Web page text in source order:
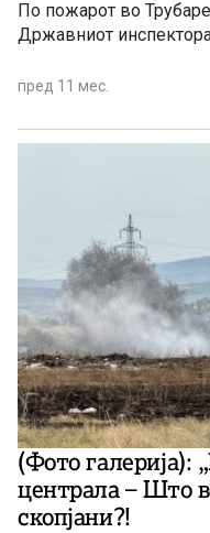
По пожарот во
Државниот
пред 11 мес.
(Фото галерија):
централа – Што
скопјани?!